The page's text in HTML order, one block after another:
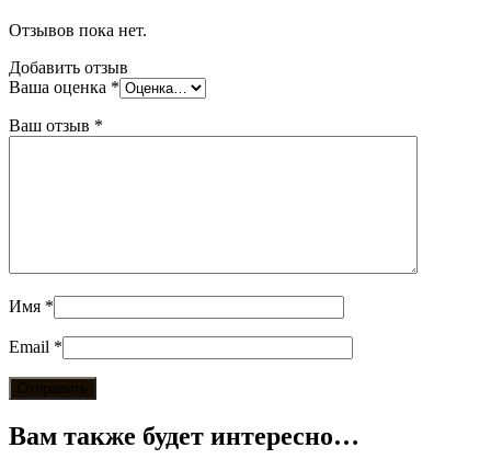
Отзывов пока нет.
Добавить отзыв
Ваша оценка *
Ваш отзыв *
Имя *
Email *
Вам также будет интересно…